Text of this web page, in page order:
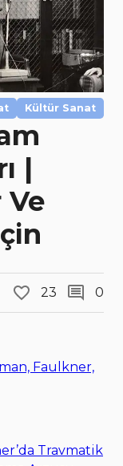
Kültür Sanat
|
Ve
23 0
Faulkner,
Travmatik